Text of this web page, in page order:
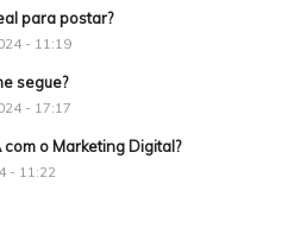
para postar?
- 11:19
segue?
- 17:17
o Marketing Digital?
- 11:22